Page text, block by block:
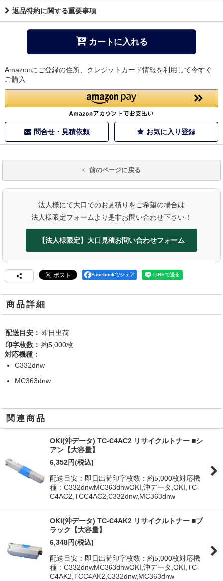
返品特約に関する重要事項
カートに入れる
Amazonにご登録の住所、クレジットカード情報を利用して今すぐ
ご購入
問合せ・見積依頼 お気に入り登録
前のページに戻る
法人様にて大口でのお見積りをご希望の場合は
法人様限定フォームより是非お問い合わせ下さい！
【法人様限定】大口見積お問い合わせフォーム
Facebookでシェア
商品詳細
配送目安： 即日出荷
印字枚数： 約5,000枚
対応機種：
C332dnw
MC363dnw
関連商品
OKI(沖データ) TC-C4AC2 リサイクルトナー ■シ
アン【大容量】
6,352円(税込)
配送目安：即日出荷印字枚数：約5,000枚対応機
種：C332dnwMC363dnwOKI,沖データ,OKI,TC-
C4AC2,TCC4AC2,C332dnw,MC363dnw
OKI(沖データ) TC-C4AK2 リサイクルトナー ■ブ
ラック【大容量】
6,348円(税込)
配送目安：即日出荷印字枚数：約5,000枚対応機
種：C332dnwMC363dnwOKI,沖データ,OKI,TC-
C4AK2,TCC4AK2,C332dnw,MC363dnw